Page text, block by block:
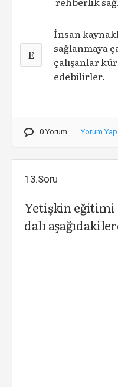
E
İnsan
sağlanmaya
çalışanlar
edebilirler.
0 Yorum Yorum Yap
13.Soru
Yetişkin
dalı